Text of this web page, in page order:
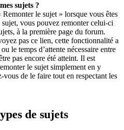
sujets ?
le sujet » lorsque vous êtes
vous pouvez remonter celui-ci
à la première page du forum.
pas ce lien, cette fonctionnalité a
le temps d’attente nécessaire entre
pas encore été atteint. Il est
le sujet simplement en y
vous de le faire tout en respectant les
de sujets